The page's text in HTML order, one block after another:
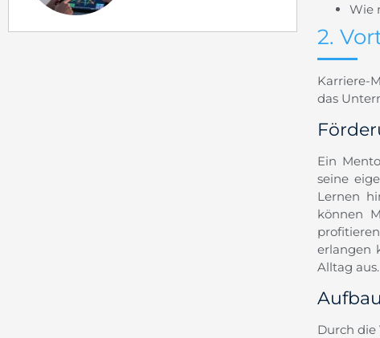
Wie
2.
Karriere-
das
Ein
seine
Lernen
können
erlangen
Alltag aus.
Durch